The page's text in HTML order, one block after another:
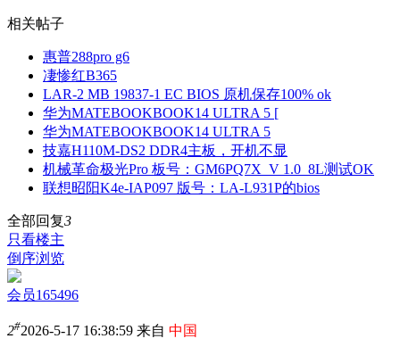
相关帖子
惠普288pro g6
凄惨红B365
LAR-2 MB 19837-1 EC BIOS 原机保存100% ok
华为MATEBOOKBOOK14 ULTRA 5 [
华为MATEBOOKBOOK14 ULTRA 5
技嘉H110M-DS2 DDR4主板，开机不显
机械革命极光Pro 板号：GM6PQ7X_V 1.0_8L测试OK
联想昭阳K4e-IAP097 版号：LA-L931P的bios
全部回复3
只看楼主
倒序浏览
会员165496
2#2026-5-17 16:38:59 来自 中国